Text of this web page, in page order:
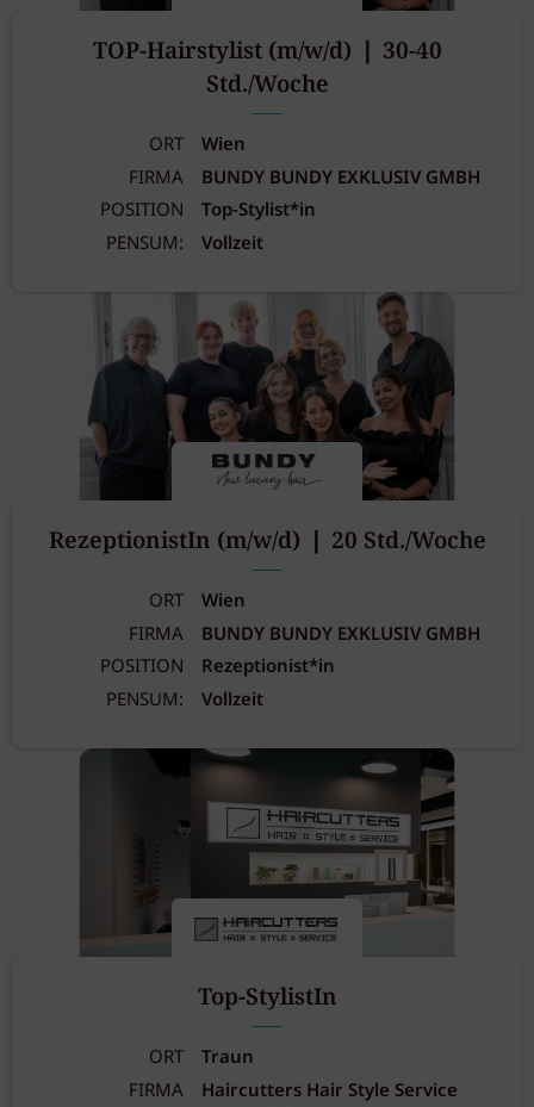
TOP-Hairstylist (m/w/d) ❘ 30-40
Std./Woche
ORT
Wien
FIRMA
BUNDY BUNDY EXKLUSIV GMBH
POSITION
Top-Stylist*in
PENSUM:
Vollzeit
RezeptionistIn (m/w/d) ❘ 20 Std./Woche
ORT
Wien
FIRMA
BUNDY BUNDY EXKLUSIV GMBH
POSITION
Rezeptionist*in
PENSUM:
Vollzeit
Top-StylistIn
ORT
Traun
FIRMA
Haircutters Hair Style Service